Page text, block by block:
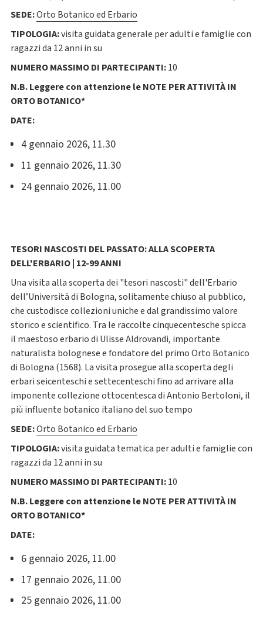
SEDE:Orto Botanico ed Erbario
TIPOLOGIA:visita guidata generale per adulti e famiglie con
ragazzi da 12 anni in su
NUMERO MASSIMO DI PARTECIPANTI:10
N.B. Leggere con attenzione le NOTE PER ATTIVITÀ IN
ORTO BOTANICO*
DATE:
4 gennaio 2026, 11.30
11 gennaio 2026, 11.30
24 gennaio 2026, 11.00
TESORI NASCOSTI DEL PASSATO: ALLA SCOPERTA
DELL'ERBARIO | 12-99 ANNI
Una visita alla scoperta dei "tesori nascosti" dell'Erbario
dell’Università di Bologna, solitamente chiuso al pubblico,
che custodisce collezioni uniche e dal grandissimo valore
storico e scientifico. Tra le raccolte cinquecentesche spicca
il maestoso erbario di Ulisse Aldrovandi, importante
naturalista bolognese e fondatore del primo Orto Botanico
di Bologna (1568). La visita prosegue alla scoperta degli
erbari seicenteschi e settecenteschi fino ad arrivare alla
imponente collezione ottocentesca di Antonio Bertoloni, il
più influente botanico italiano del suo tempo
SEDE:Orto Botanico ed Erbario
TIPOLOGIA:visita guidata tematica per adulti e famiglie con
ragazzi da 12 anni in su
NUMERO MASSIMO DI PARTECIPANTI:10
N.B. Leggere con attenzione le NOTE PER ATTIVITÀ IN
ORTO BOTANICO*
DATE:
6 gennaio 2026, 11.00
17 gennaio 2026, 11.00
25 gennaio 2026, 11.00